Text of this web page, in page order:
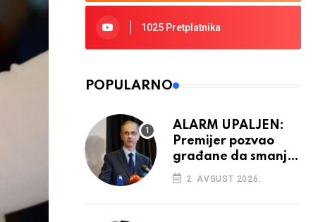
1025 Pretplatnika
POPULARNO
ALARM UPALJEN:
Premijer pozvao
građane da smanje
potrošnju struje
2. AVGUST 2026.